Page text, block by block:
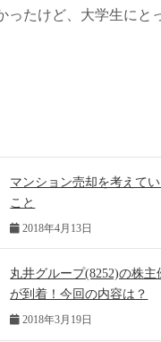
ったけど、大学生にと
マンション売却を考えて
こと
2018年4月13日
丸井グループ(8252)の株主
が到着！今回の内容は？
2018年3月19日